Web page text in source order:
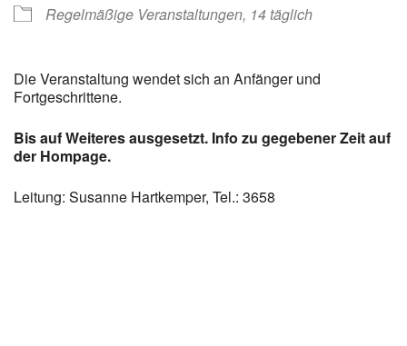
Regelmäßige Veranstaltungen, 14 täglich
Die Veranstaltung wendet sich an Anfänger und
Fortgeschrittene.
Bis auf Weiteres ausgesetzt. Info zu gegebener Zeit auf
der Hompage.
Leitung: Susanne Hartkemper, Tel.: 3658